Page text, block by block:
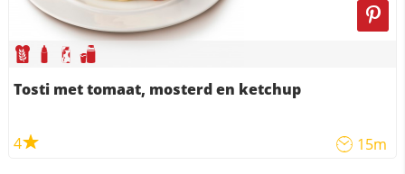
Tosti met tomaat, mosterd en ketchup
4 15m